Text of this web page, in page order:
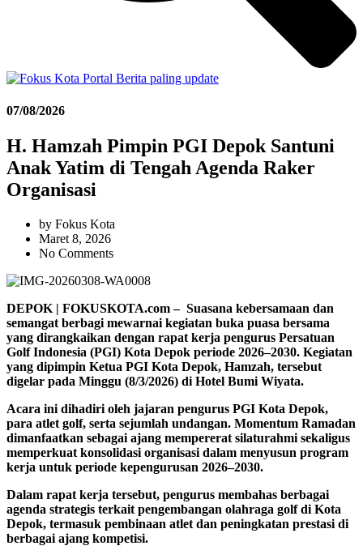
07/08/2026
H. Hamzah Pimpin PGI Depok Santuni
Anak Yatim di Tengah Agenda Raker
Organisasi
by Fokus Kota
Maret 8, 2026
No Comments
DEPOK | FOKUSKOTA.com – Suasana kebersamaan dan
semangat berbagi mewarnai kegiatan buka puasa bersama
yang dirangkaikan dengan rapat kerja pengurus Persatuan
Golf Indonesia (PGI) Kota Depok periode 2026–2030. Kegiatan
yang dipimpin Ketua PGI Kota Depok, Hamzah, tersebut
digelar pada Minggu (8/3/2026) di Hotel Bumi Wiyata.
Acara ini dihadiri oleh jajaran pengurus PGI Kota Depok,
para atlet golf, serta sejumlah undangan. Momentum Ramadan
dimanfaatkan sebagai ajang mempererat silaturahmi sekaligus
memperkuat konsolidasi organisasi dalam menyusun program
kerja untuk periode kepengurusan 2026–2030.
Dalam rapat kerja tersebut, pengurus membahas berbagai
agenda strategis terkait pengembangan olahraga golf di Kota
Depok, termasuk pembinaan atlet dan peningkatan prestasi di
berbagai ajang kompetisi.